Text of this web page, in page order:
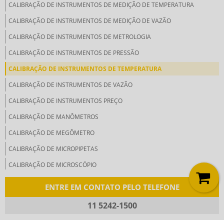
CALIBRAÇÃO DE INSTRUMENTOS DE MEDIÇÃO DE TEMPERATURA
CALIBRAÇÃO DE INSTRUMENTOS DE MEDIÇÃO DE VAZÃO
CALIBRAÇÃO DE INSTRUMENTOS DE METROLOGIA
CALIBRAÇÃO DE INSTRUMENTOS DE PRESSÃO
CALIBRAÇÃO DE INSTRUMENTOS DE TEMPERATURA
CALIBRAÇÃO DE INSTRUMENTOS DE VAZÃO
CALIBRAÇÃO DE INSTRUMENTOS PREÇO
CALIBRAÇÃO DE MANÔMETROS
CALIBRAÇÃO DE MEGÔMETRO
CALIBRAÇÃO DE MICROPIPETAS
CALIBRAÇÃO DE MICROSCÓPIO
CALIBRAÇÃO DE MULTÍMETRO DIGITAL
ENTRE EM CONTATO PELO TELEFONE
11 5242-1500